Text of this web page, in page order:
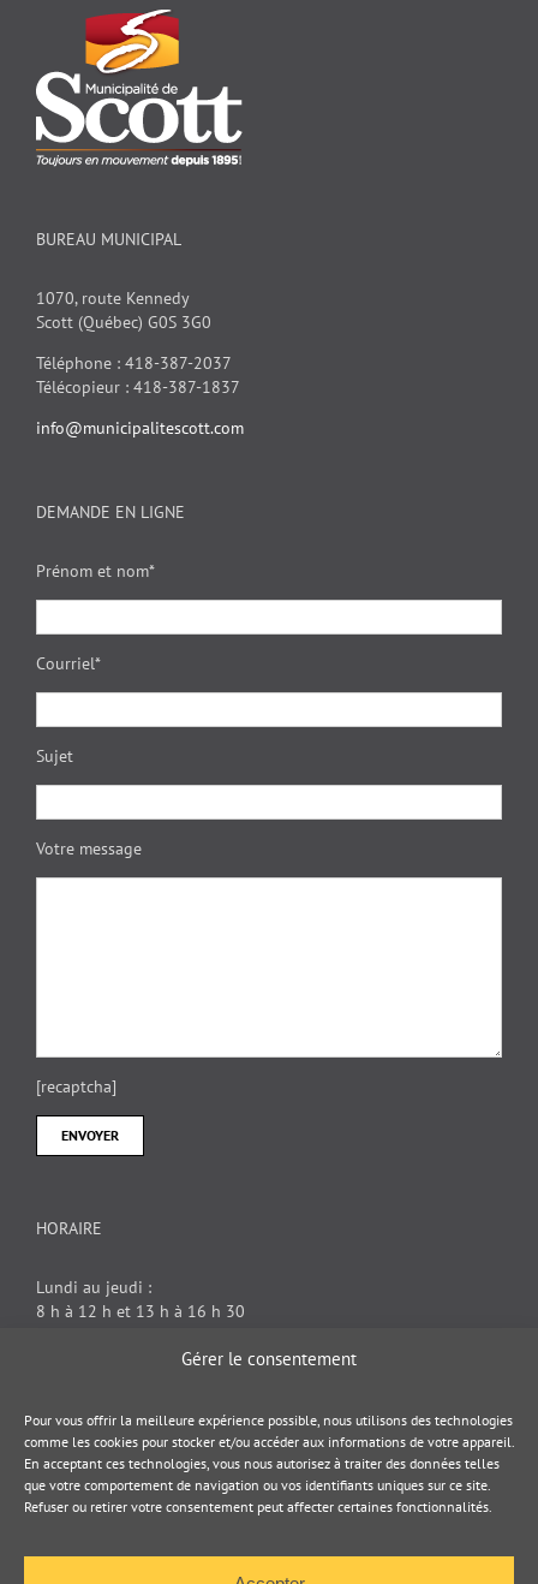
Gérer le consentement
Pour vous offrir la meilleure expérience possible, nous utilisons des technologies
comme les cookies pour stocker et/ou accéder aux informations de votre appareil.
En acceptant ces technologies, vous nous autorisez à traiter des données telles
que votre comportement de navigation ou vos identifiants uniques sur ce site.
Refuser ou retirer votre consentement peut affecter certaines fonctionnalités.
BUREAU MUNICIPAL
1070, route Kennedy
Scott (Québec) G0S 3G0
Téléphone : 418-387-2037
Télécopieur : 418-387-1837
info@municipalitescott.com
DEMANDE EN LIGNE
Prénom et nom*
Courriel*
Sujet
Votre message
[recaptcha]
HORAIRE
Lundi au jeudi :
8 h à 12 h et 13 h à 16 h 30
DOCUMENT JURIDIQUE
Politique de cookies